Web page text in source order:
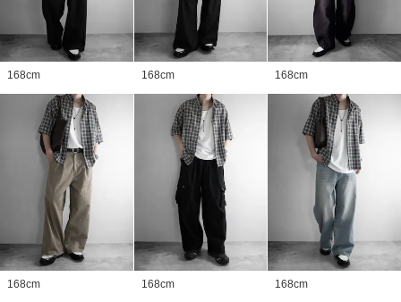
168cm 168cm 168cm
168cm 168cm 168cm